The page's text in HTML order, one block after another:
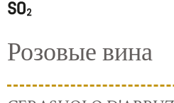
Розовые вина